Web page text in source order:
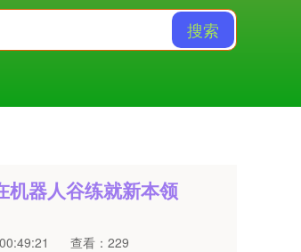
搜索
机器人谷练就新本领
查看：229